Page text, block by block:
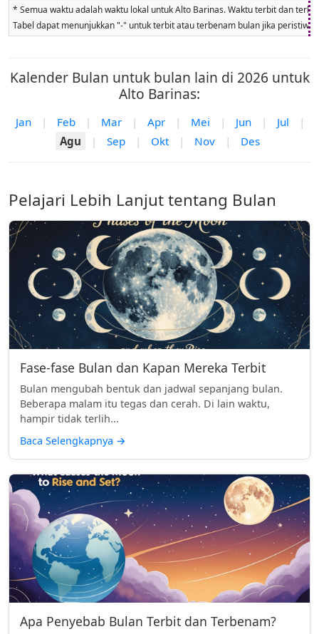
* Semua waktu adalah waktu lokal untuk Alto Barinas. Waktu terbit dan
Tabel dapat menunjukkan "-" untuk terbit atau terbenam bulan jika
Kalender Bulan untuk bulan lain di 2026 untuk
Alto Barinas:
Jan | Feb | Mar | Apr | Mei | Jun | Jul
|
Agu
| Sep | Okt | Nov | Des
Pelajari Lebih Lanjut tentang Bulan
Fase-fase Bulan dan Kapan Mereka Terbit
Bulan mengubah bentuk dan jadwal sepanjang bulan.
Beberapa malam itu tegas dan cerah. Di lain waktu,
hampir tidak terlih...
Baca Selengkapnya →
Apa Penyebab Bulan Terbit dan Terbenam?